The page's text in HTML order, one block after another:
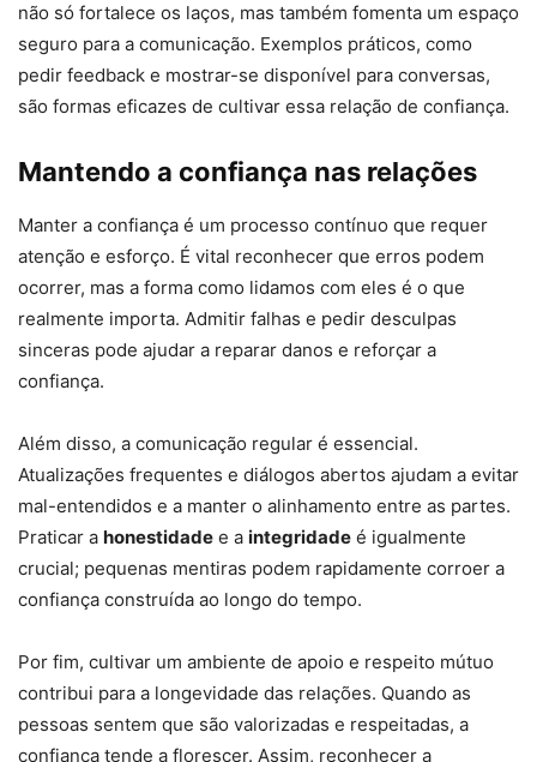
não só fortalece os laços, mas também fomenta um espaço
seguro para a comunicação. Exemplos práticos, como
pedir feedback e mostrar-se disponível para conversas,
são formas eficazes de cultivar essa relação de confiança.
Mantendo a confiança nas relações
Manter a confiança é um processo contínuo que requer
atenção e esforço. É vital reconhecer que erros podem
ocorrer, mas a forma como lidamos com eles é o que
realmente importa. Admitir falhas e pedir desculpas
sinceras pode ajudar a reparar danos e reforçar a
confiança.
Além disso, a comunicação regular é essencial.
Atualizações frequentes e diálogos abertos ajudam a evitar
mal-entendidos e a manter o alinhamento entre as partes.
Praticar a honestidade e a integridade é igualmente
crucial; pequenas mentiras podem rapidamente corroer a
confiança construída ao longo do tempo.
Por fim, cultivar um ambiente de apoio e respeito mútuo
contribui para a longevidade das relações. Quando as
pessoas sentem que são valorizadas e respeitadas, a
confiança tende a florescer. Assim, reconhecer a